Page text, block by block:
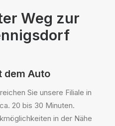
Weg zur
dem Auto
Sie unsere Filiale in
20 bis 30 Minuten.
in der Nähe